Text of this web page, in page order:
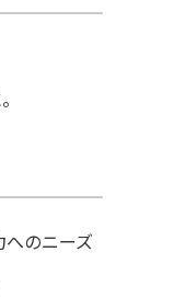
のニーズ